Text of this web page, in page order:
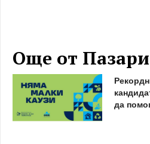
Още от Пазари
да